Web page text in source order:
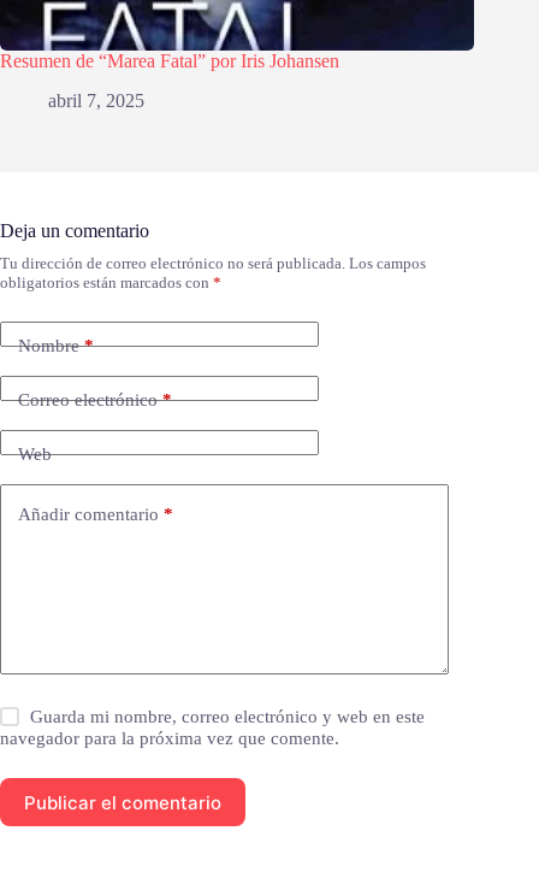
Resumen de “Marea Fatal” por Iris Johansen
abril 7, 2025
Deja un comentario
Tu dirección de correo electrónico no será publicada. Los campos
obligatorios están marcados con *
Nombre*
Correo electrónico*
Web
Añadir comentario *
Guarda mi nombre, correo electrónico y web en este
navegador para la próxima vez que comente.
Publicar el comentario